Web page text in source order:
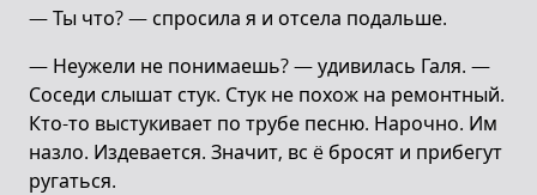
— Ты что? — спросила я и отсела подальше.
— Неужели не понимаешь? — удивилась Галя. —
Соседи слышат стук. Стук не похож на ремонтный.
Кто-то выстукивает по трубе песню. Нарочно. Им
назло. Издевается. Значит, вс ë бросят и прибегут
ругаться.